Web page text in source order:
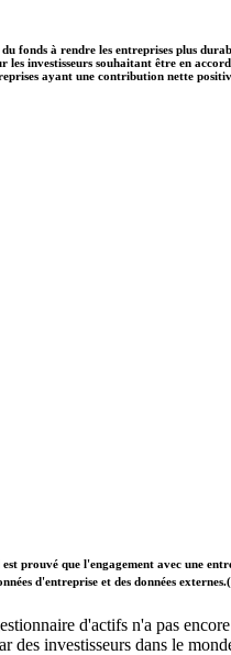
fonds à rendre les entreprises plus
investisseurs souhaitant être en
ayant une contribution nette
prouvé que l'engagement avec une
d'entreprise et des données
d'actifs n'a pas
des investisseurs dans le